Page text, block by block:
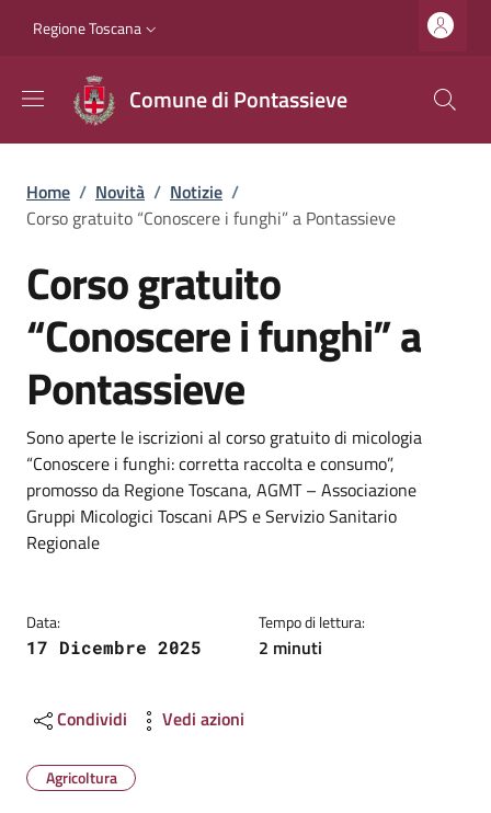
Slim top
Regione Toscana
Comune di Pontassieve
Briciole di pane
Home / Novità / Notizie /
Corso gratuito “Conoscere i funghi” a Pontassieve
Corso gratuito
“Conoscere i funghi” a
Pontassieve
Dettagli
Descrizione breve
Sono aperte le iscrizioni al corso gratuito di micologia
“Conoscere i funghi: corretta raccolta e consumo”,
promosso da Regione Toscana, AGMT – Associazione
Gruppi Micologici Toscani APS e Servizio Sanitario
Regionale
Data:
17 Dicembre 2025
Tempo di lettura:
2 minuti
Condividi Vedi azioni
Agricoltura